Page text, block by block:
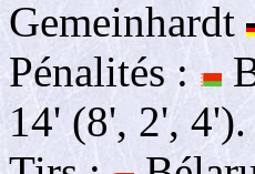
Gemeinhardt
Pénalités :
14' (8', 2', 4').